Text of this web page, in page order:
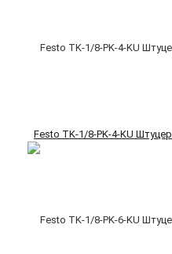
Festo TK-1/8-PK-4-KU Штуцер